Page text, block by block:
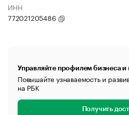
ИНН
772021205486
Управляйте профилем бизнеса и
Повышайте узнаваемость и
на РБК
Получить